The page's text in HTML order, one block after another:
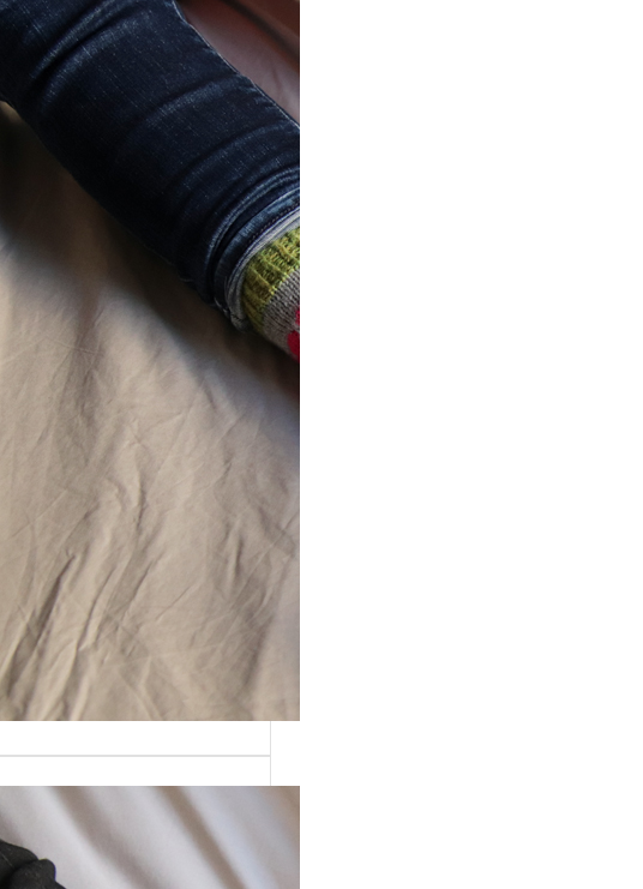
{Tricot} Flower
power socks
Ce patron a été
initialement créé pour
les membres de…